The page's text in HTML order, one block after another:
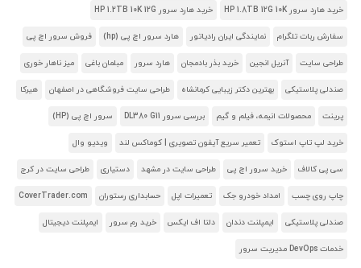
خرید هارد سرور HP 1.8TB 12G 10K خرید هارد سرور HP 1.2TB 10K 12G
سفارش ربات تلگرام نمایندگی ایران رادیاتور هارد سرور اچ پی (hp) فروش سرور اچ پی
طراحی سایت آنریل انجین خرید بذر بادمجان هارد سرور مبلمان باغی میز ناهار خوری
صندلی پلاستیکی بهترین دکتر زیبایی کرمانشاه طراحی سایت فروشگاهی در اصفهان هیرکا
پرینت محصولات انیمه، فیلم و گیم بررسی سرور DL380 G11 سرور اچ پی (HP)
خرید لپ تاپ استوک تعمیر سریع آیفون تصویری | کوماکس لند ویدیو وال
سی پی کالاف خرید سرور اچ پی طراحی سایت در مشهد دستیاری طراحی سایت در کرج
چاپ روی چسب امداد خودرو جک تعمیرات اپل حسابداری رستوران CoverTrader.com
صندلی پلاستیکی ایمپلنت دندان دلتا اف ایکس خرید رم سرور ایمپلنت دیجیتال
خدمات DevOps مدیریت سرور